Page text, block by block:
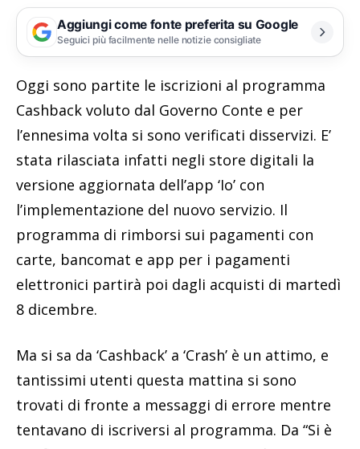
Aggiungi come fonte preferita su Google
Seguici più facilmente nelle notizie consigliate
Oggi sono partite le iscrizioni al programma
Cashback voluto dal Governo Conte e per
l’ennesima volta si sono verificati disservizi. E’
stata rilasciata infatti negli store digitali la
versione aggiornata dell’app ‘Io’ con
l’implementazione del nuovo servizio. Il
programma di rimborsi sui pagamenti con
carte, bancomat e app per i pagamenti
elettronici partirà poi dagli acquisti di martedì
8 dicembre.
Ma si sa da ‘Cashback’ a ‘Crash’ è un attimo, e
tantissimi utenti questa mattina si sono
trovati di fronte a messaggi di errore mentre
tentavano di iscriversi al programma. Da “Si è